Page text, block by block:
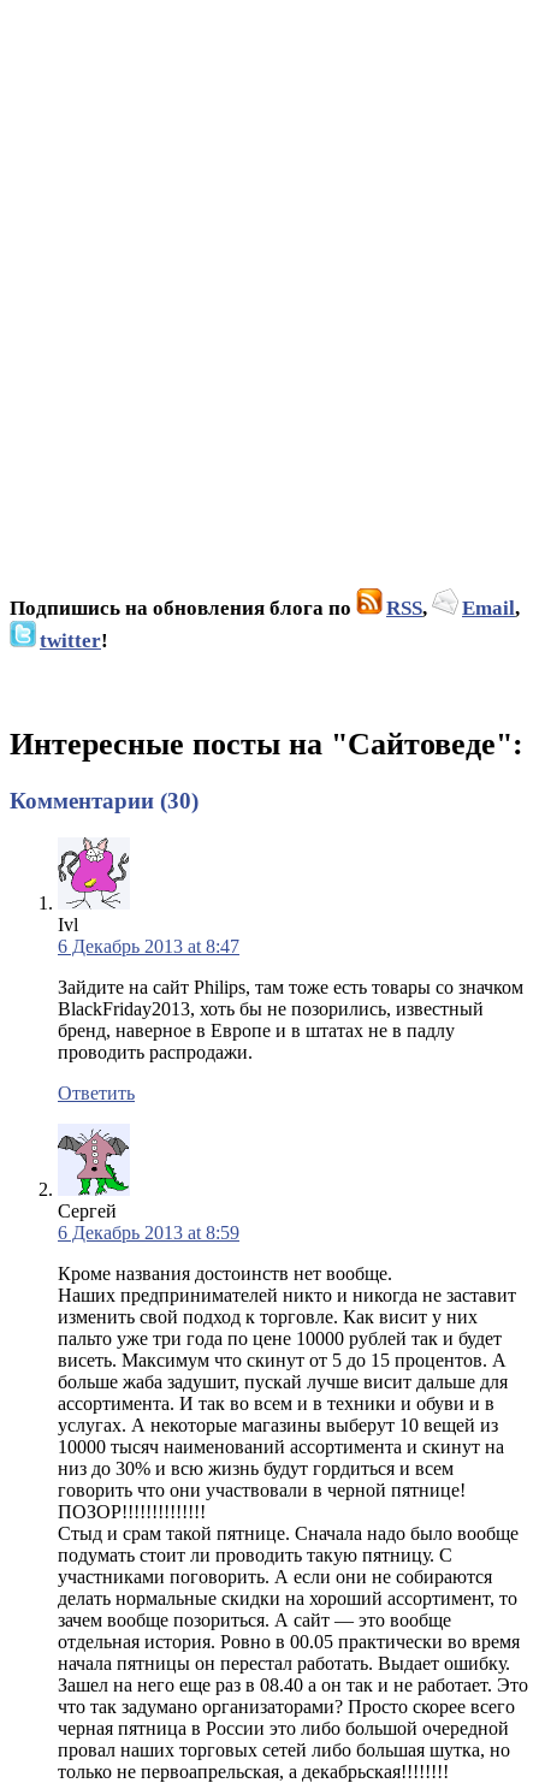
Подпишись на обновления блога по RSS, Email,
twitter!
Интересные посты на "Сайтоведе":
Комментарии (30)
Ivl
6 Декабрь 2013 at 8:47
Зайдите на сайт Philips, там тоже есть товары со значком
BlackFriday2013, хоть бы не позорились, известный
бренд, наверное в Европе и в штатах не в падлу
проводить распродажи.
Ответить
Сергей
6 Декабрь 2013 at 8:59
Кроме названия достоинств нет вообще.
Наших предпринимателей никто и никогда не заставит
изменить свой подход к торговле. Как висит у них
пальто уже три года по цене 10000 рублей так и будет
висеть. Максимум что скинут от 5 до 15 процентов. А
больше жаба задушит, пускай лучше висит дальше для
ассортимента. И так во всем и в техники и обуви и в
услугах. А некоторые магазины выберут 10 вещей из
10000 тысяч наименований ассортимента и скинут на
низ до 30% и всю жизнь будут гордиться и всем
говорить что они участвовали в черной пятнице!
ПОЗОР!!!!!!!!!!!!!!
Стыд и срам такой пятнице. Сначала надо было вообще
подумать стоит ли проводить такую пятницу. С
участниками поговорить. А если они не собираются
делать нормальные скидки на хороший ассортимент, то
зачем вообще позориться. А сайт — это вообще
отдельная история. Ровно в 00.05 практически во время
начала пятницы он перестал работать. Выдает ошибку.
Зашел на него еще раз в 08.40 а он так и не работает. Это
что так задумано организаторами? Просто скорее всего
черная пятница в России это либо большой очередной
провал наших торговых сетей либо большая шутка, но
только не первоапрельская, а декабрьская!!!!!!!!